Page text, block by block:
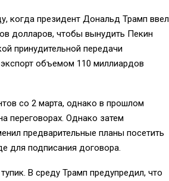
когда президент Дональд Трамп ввел
долларов, чтобы вынудить Пекин
принудительной передачи
объемом 110 миллиардов
со 2 марта, однако в прошлом
переговорах. Однако затем
предварительные планы посетить
для подписания договора.
В среду Трамп предупредил, что